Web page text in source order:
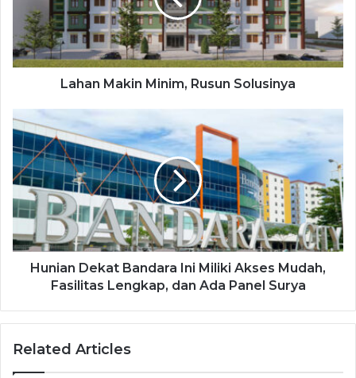
Lahan Makin Minim, Rusun Solusinya
Hunian Dekat Bandara Ini Miliki Akses Mudah,
Fasilitas Lengkap, dan Ada Panel Surya
Related Articles